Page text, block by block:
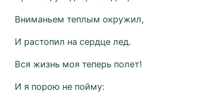
Вниманьем теплым окружил,
И растопил на сердце лед.
Вся жизнь моя теперь полет!
И я порою не пойму: